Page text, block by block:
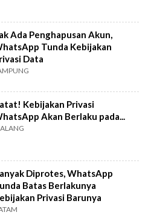
Ada Penghapusan Akun,
Tunda Kebijakan
Data
Kebijakan Privasi
Akan Berlaku pada...
Diprotes, WhatsApp
Batas Berlakunya
Privasi Barunya